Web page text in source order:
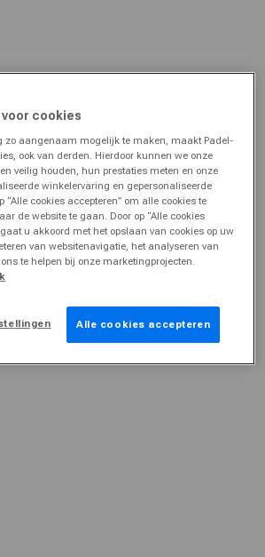
cookies
zo aangenaam mogelijk te maken, maakt Padel-
ook van derden. Hierdoor kunnen we onze
veilig houden, hun prestaties meten en onze
winkelervaring en gepersonaliseerde
“Alle cookies accepteren” om alle cookies te
de website te gaan. Door op “Alle cookies
u akkoord met het opslaan van cookies op uw
van websitenavigatie, het analyseren van
te helpen bij onze marketingprojecten.
Alle cookies accepteren